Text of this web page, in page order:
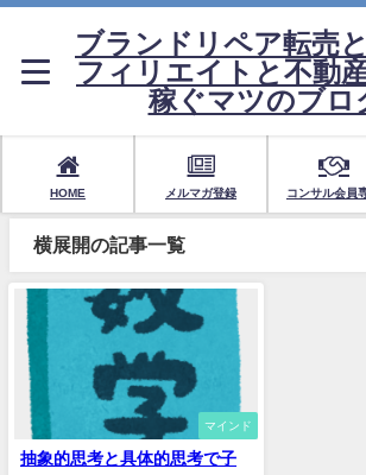
ブランドリペア転売
フィリエイトと不動
稼ぐマツのブロ
HOME メルマガ登録 コンサル会員
横展開の記事一覧
マインド
抽象的思考と具体的思考で子